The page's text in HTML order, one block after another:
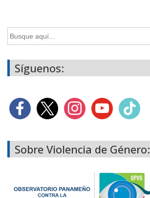
Buscar:
Síguenos:
Sobre Violencia de Género: